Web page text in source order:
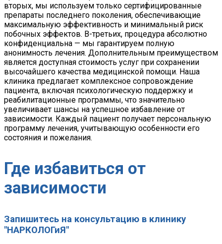
вторых, мы используем только сертифицированные
препараты последнего поколения, обеспечивающие
максимальную эффективность и минимальный риск
побочных эффектов. В-третьих, процедура абсолютно
конфиденциальна — мы гарантируем полную
анонимность лечения. Дополнительным преимуществом
является доступная стоимость услуг при сохранении
высочайшего качества медицинской помощи. Наша
клиника предлагает комплексное сопровождение
пациента, включая психологическую поддержку и
реабилитационные программы, что значительно
увеличивает шансы на успешное избавление от
зависимости. Каждый пациент получает персональную
программу лечения, учитывающую особенности его
состояния и пожелания.
Где избавиться от
зависимости
Запишитесь на консультацию в клинику
"НАРКОЛОГиЯ"